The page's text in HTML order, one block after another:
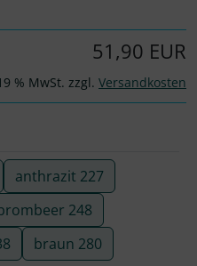
51,90 EUR
% MwSt. zzgl. Versandkosten
anthrazit 227
248
braun 280